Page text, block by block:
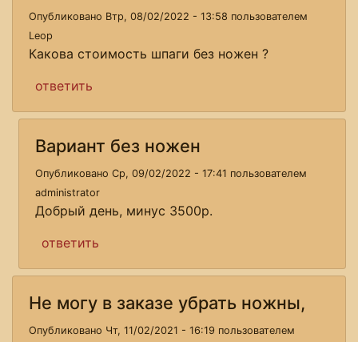
Опубликовано Втр, 08/02/2022 - 13:58 пользователем
Leop
Какова стоимость шпаги без ножен ?
ответить
Вариант без ножен
Опубликовано Ср, 09/02/2022 - 17:41 пользователем
administrator
Добрый день, минус 3500р.
ответить
Не могу в заказе убрать ножны,
Опубликовано Чт, 11/02/2021 - 16:19 пользователем